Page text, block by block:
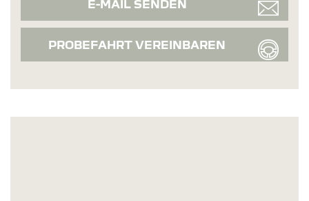
E-MAIL SENDEN
PROBEFAHRT VEREINBAREN